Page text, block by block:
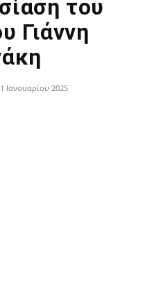
του
Γιάννη
Ιανουαρίου 2025